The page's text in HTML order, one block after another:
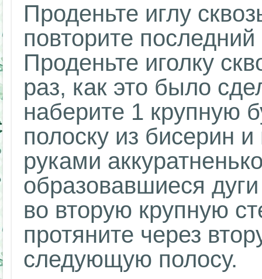
Проденьте иглу
повторите
Проденьте иголку
раз, как это было
наберите 1 крупную
полоску из бисерин
руками
образовавшиеся
во вторую крупную
протяните через
следующую полосу.